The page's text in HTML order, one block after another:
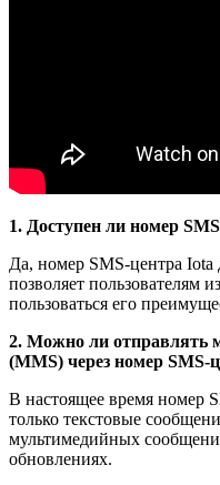
1. Доступен ли номер
Да, номер SMS-центра Iota
позволяет пользователям
пользоваться его
2. Можно ли отправлять
(MMS) через номер SMS-
В настоящее время номер
только текстовые
мультимедийных
обновлениях.